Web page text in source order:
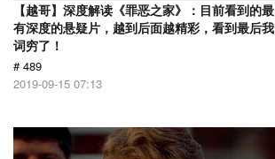
【越哥】深度解读《罪恶之家》：目前看到的最
有深度的悬疑片，越到后面越精彩，看到最后我
词穷了！
# 489
2019-09-15 07:13